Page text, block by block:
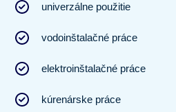
univerzálne použitie
vodoinštalačné práce
elektroinštalačné práce
kúrenárske práce